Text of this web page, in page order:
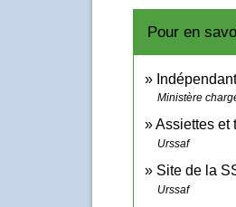
Pour en
Ministère
Assiettes et
Urssaf
Site de la
Urssaf